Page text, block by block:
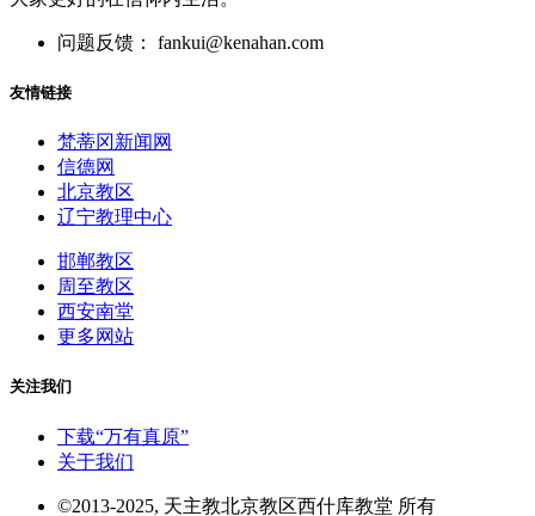
问题反馈： fankui@kenahan.com
友情链接
梵蒂冈新闻网
信德网
北京教区
辽宁教理中心
邯郸教区
周至教区
西安南堂
更多网站
关注我们
下载“万有真原”
关于我们
©2013-2025, 天主教北京教区西什库教堂 所有